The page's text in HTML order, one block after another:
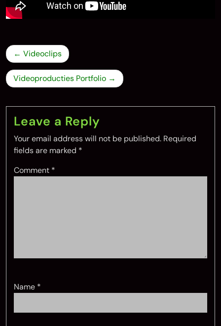
Post
navigation
Videoclips
Videoproducties Portfolio
Leave a Reply
Your email address will not be published. Required
fields are marked *
Comment *
Name *